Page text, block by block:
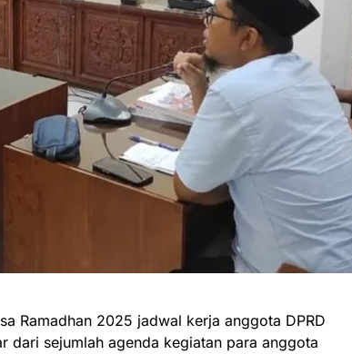
Ramadhan 2025 jadwal kerja anggota DPRD
dari sejumlah agenda kegiatan para anggota